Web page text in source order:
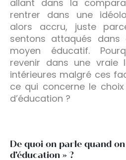
allant dans la
rentrer dans une
alors accru, juste
sentons attaqués dans
moyen éducatif.
revenir dans une vraie
intérieures malgré ces
ce qui concerne le
d’éducation ?
De quoi on parle quand
d’éducation » ?